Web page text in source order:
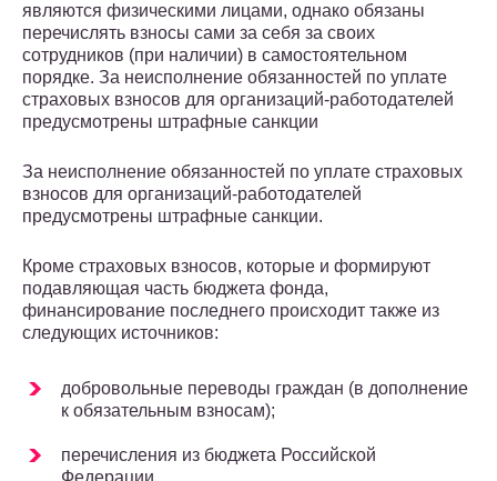
являются физическими лицами, однако обязаны
перечислять взносы сами за себя за своих
сотрудников (при наличии) в самостоятельном
порядке. За неисполнение обязанностей по уплате
страховых взносов для организаций-работодателей
предусмотрены штрафные санкции
За неисполнение обязанностей по уплате страховых
взносов для организаций-работодателей
предусмотрены штрафные санкции.
Кроме страховых взносов, которые и формируют
подавляющая часть бюджета фонда,
финансирование последнего происходит также из
следующих источников:
добровольные переводы граждан (в дополнение
к обязательным взносам);
перечисления из бюджета Российской